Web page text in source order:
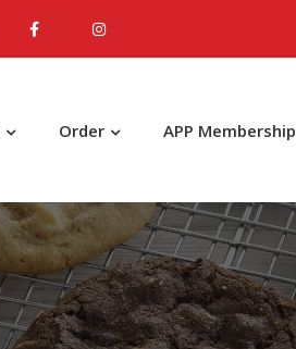
Order APP Membership